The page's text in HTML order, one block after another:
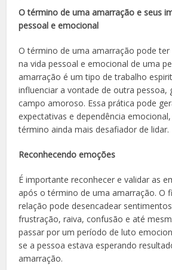
O término de uma amarração e seus
pessoal e emocional
O término de uma amarração pode
na vida pessoal e emocional de uma
amarração é um tipo de trabalho
influenciar a vontade de outra pessoa,
campo amoroso. Essa prática pode
expectativas e dependência
término ainda mais desafiador de lidar.
Reconhecendo emoções
É importante reconhecer e validar as
após o término de uma amarração. O
relação pode desencadear
frustração, raiva, confusão e até
passar por um período de luto
se a pessoa estava esperando
amarração.